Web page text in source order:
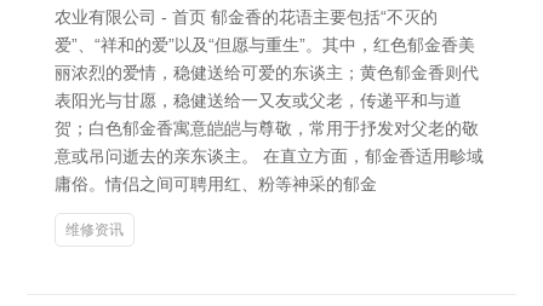
农业有限公司 - 首页 郁金香的花语主要包括“不灭的
爱”、“祥和的爱”以及“但愿与重生”。其中，红色郁金香美
丽浓烈的爱情，稳健送给可爱的东谈主；黄色郁金香则代
表阳光与甘愿，稳健送给一又友或父老，传递平和与道
贺；白色郁金香寓意皑皑与尊敬，常用于抒发对父老的敬
意或吊问逝去的亲东谈主。 在直立方面，郁金香适用畛域
庸俗。情侣之间可聘用红、粉等神采的郁金
维修资讯